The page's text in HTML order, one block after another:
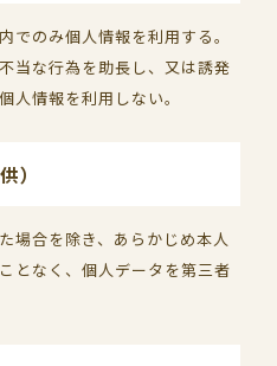
でのみ個人情報を利用する。
当な行為を助長し、又は誘発
人情報を利用しない。
）
場合を除き、あらかじめ本人
となく、個人データを第三者